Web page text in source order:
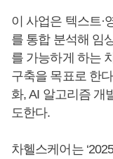
이 사업은 텍스트·
를 통합 분석해 임
를 가능하게 하는
구축을 목표로 한
화, AI 알고리즘 개
도한다.
차헬스케어는